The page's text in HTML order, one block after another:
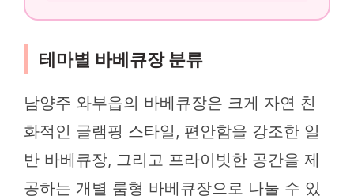
테마별 바베큐장 분류
남양주 와부읍의 바베큐장은 크게 자연 친
화적인 글램핑 스타일, 편안함을 강조한 일
반 바베큐장, 그리고 프라이빗한 공간을 제
공하는 개별 룸형 바베큐장으로 나눌 수 있